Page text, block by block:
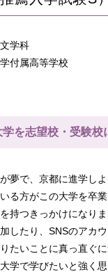
学科
付属高等学校
を志望校・受験校
夢で、京都に進学し
る方がこの大学を卒
持つきっかけになり
したり、SNSのアカ
たいことに真っ直ぐ
学で学びたいと強く